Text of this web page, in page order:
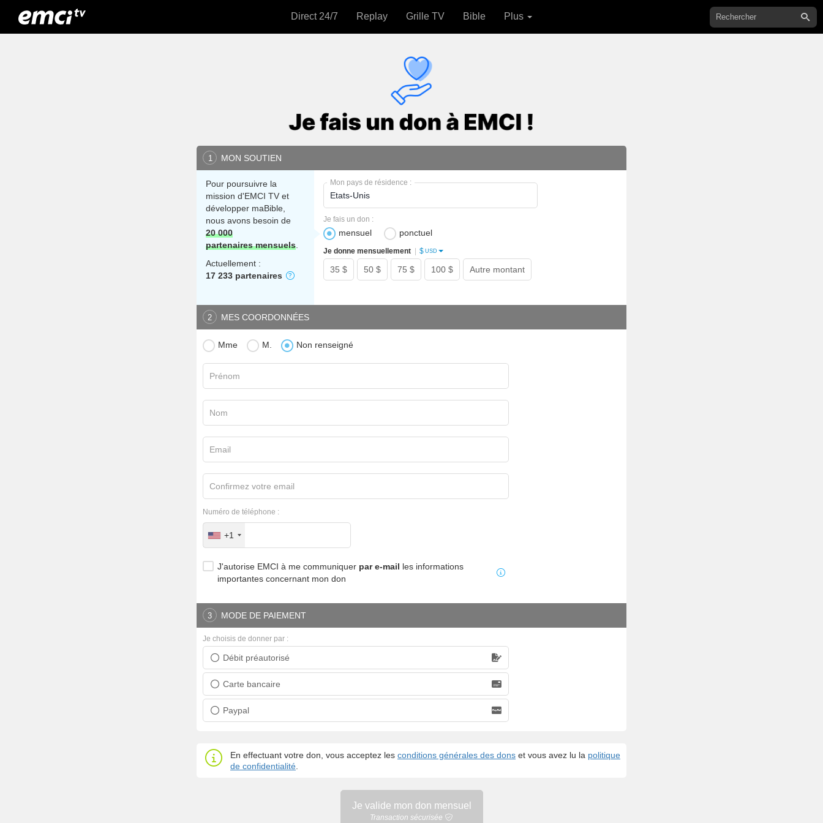
Direct 24/7 Replay Grille TV Bible Plus
1 MON SOUTIEN
Pour poursuivre la
mission d'EMCI TV et
développer maBible,
nous avons besoin de
20 000
partenaires mensuels.
Actuellement :
17 233 partenaires
Mon pays de résidence :
mensuel ponctuel
Je fais un don :
35 $ 50 $ 75 $ 100 $ Autre montant
Je donne mensuellement $ USD
2 MES COORDONNÉES
Mme M. Non renseigné
Prénom
Nom
Email
Confirmez votre email
Numéro de téléphone :
+1
J'autorise EMCI à me communiquer par e-mail les informations
importantes concernant mon don
3 MODE DE PAIEMENT
Débit préautorisé
Prélèvement bancaire
Carte bancaire
Carte bancaire
Paypal
Paypal
Je choisis de donner par :
En effectuant votre don, vous acceptez les conditions générales des dons et vous avez lu la politique
de confidentialité.
Je valide mon don mensuel
Transaction sécurisée